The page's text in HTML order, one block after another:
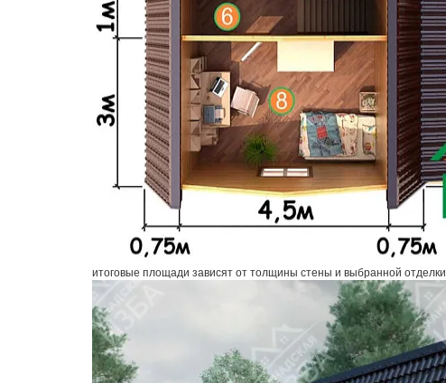
итоговые площади зависят от толщины стены и выбранной отделки